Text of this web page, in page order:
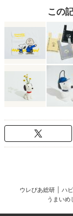
この
ウレぴあ総研 ハ
うまいめ